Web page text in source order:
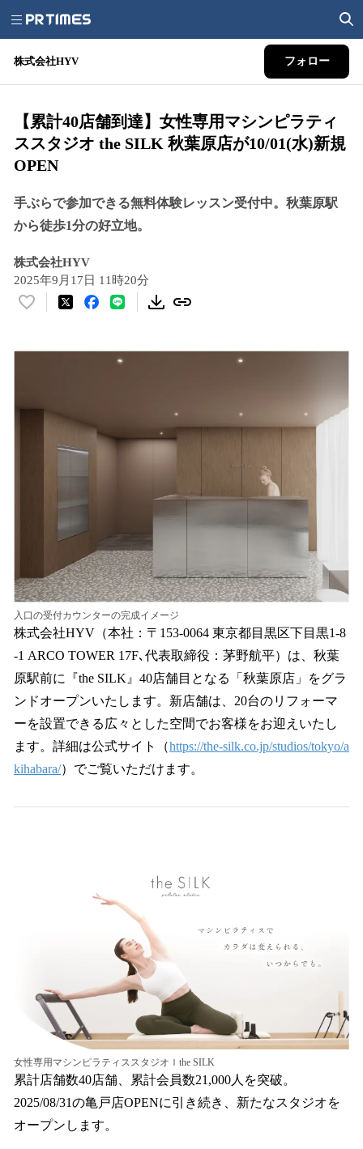
株式会社HYV フォロー
【累計40店舗到達】女性専用マシンピラティ
ススタジオ the SILK 秋葉原店が10/01(水)新規
OPEN
手ぶらで参加できる無料体験レッスン受付中。秋葉原駅
から徒歩1分の好立地。
株式会社HYV
2025年9月17日 11時20分
い
読
入口の受付カウンターの完成イメージ
株式会社HYV（本社：〒153-0064 東京都目黒区下目黒1-8
-1 ARCO TOWER 17F､代表取締役：茅野航平）は、秋葉
原駅前に『the SILK』40店舗目となる「秋葉原店」をグラ
ンドオープンいたします。新店舗は、20台のリフォーマ
ーを設置できる広々とした空間でお客様をお迎えいたし
ます。詳細は公式サイト（https://the-silk.co.jp/studios/tokyo/a
kihabara/）でご覧いただけます。
女性専用マシンピラティススタジオｌthe SILK
累計店舗数40店舗、累計会員数21,000人を突破。
2025/08/31の亀戸店OPENに引き続き、新たなスタジオを
オープンします。